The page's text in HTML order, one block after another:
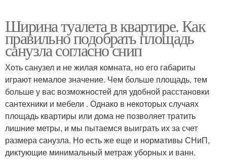
Ширина туалета в квартире. Как
правильно подобрать площадь
санузла согласно снип
Хоть санузел и не жилая комната, но его габариты
играют немалое значение. Чем больше площадь, тем
больше у вас возможностей для удобной расстановки
сантехники и мебели . Однако в некоторых случаях
площадь квартиры или дома не позволяет тратить
лишние метры, и мы пытаемся выиграть их за счет
размера санузла. Но есть же еще и нормативы СНиП,
диктующие минимальный метраж уборных и ванн.